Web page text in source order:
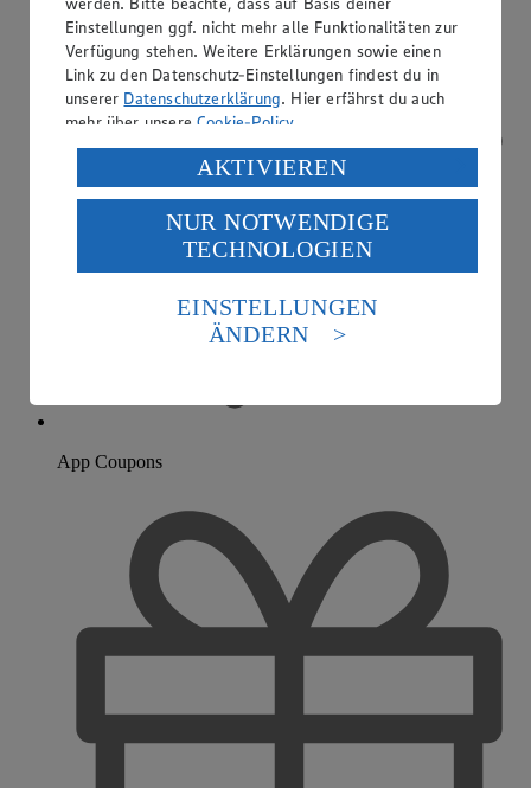
App Coupons
Einstellungen ggf. nicht mehr alle Funktionalitäten zur
Verfügung stehen. Weitere Erklärungen sowie einen
Link zu den Datenschutz-Einstellungen findest du in
unserer Datenschutzerklärung. Hier erfährst du auch
mehr über unsereCookie-Policy.
Verarbeitung deiner personenbezogenen Daten in den
USA durch Facebook und YouTube:
Wenn du auf „Aktivieren“ klickst, willigst du im Sinne
des Art. 49 Abs. 1 Satz 1 lit. a) DSGVO ein, dass deine
Daten in den USA verarbeitet werden. Der EuGH sieht
die USA als Land mit einem nach europäischen
Standards nicht angemessenen Datenschutzniveau an.
Es besteht das Risiko eines Zugriffs durch US-
Informationen zum Herausgeber der Seite findest du
AKTIVIEREN
NUR NOTWENDIGE
TECHNOLOGIEN
EINSTELLUNGEN
ÄNDERN